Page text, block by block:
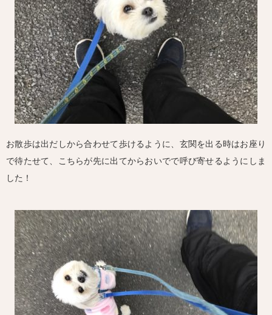
お散歩は出だしから合わせて歩けるように、玄関を出る時はお座り
で待たせて、こちらが先に出てからおいでで呼び寄せるようにしま
した！